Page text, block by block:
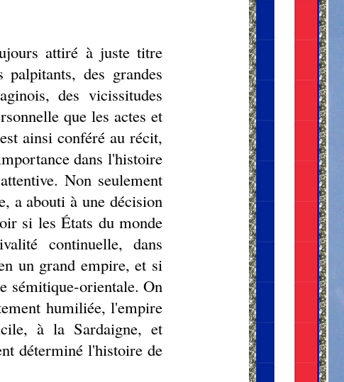
attiré à juste titre
des grandes
des vicissitudes
que les actes et
ainsi conféré au récit,
dans l'histoire
Non seulement
a abouti à une décision
si les États du monde
continuelle, dans
un grand empire, et si
sémitique-orientale. On
humiliée, l'empire
à la Sardaigne, et
déterminé l'histoire de